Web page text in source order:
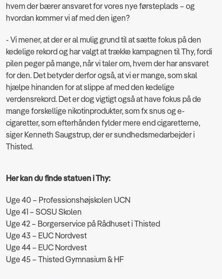
hvem der bærer ansvaret for vores nye førsteplads – og
hvordan kommer vi af med den igen?
- Vi mener, at der er al mulig grund til at sætte fokus på den
kedelige rekord og har valgt at trække kampagnen til Thy, fordi
pilen peger på mange, når vi taler om, hvem der har ansvaret
for den. Det betyder derfor også, at vi er mange, som skal
hjælpe hinanden for at slippe af med den kedelige
verdensrekord. Det er dog vigtigt også at have fokus på de
mange forskellige nikotinprodukter, som fx snus og e-
cigaretter, som efterhånden fylder mere end cigaretterne,
siger Kenneth Saugstrup, der er sundhedsmedarbejder i
Thisted.
Her kan du finde statuen i Thy:
Uge 40 – Professionshøjskolen UCN
Uge 41 – SOSU Skolen
Uge 42 – Borgerservice på Rådhuset i Thisted
Uge 43 – EUC Nordvest
Uge 44 – EUC Nordvest
Uge 45 – Thisted Gymnasium & HF